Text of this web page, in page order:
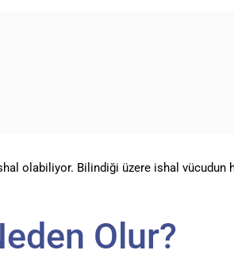
olabiliyor. Bilindiği üzere ishal
Olur?